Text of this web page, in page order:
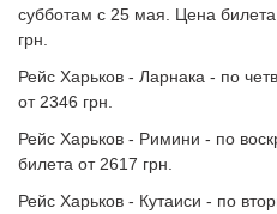
субботам с 25 мая. Цена
грн.
Рейс Харьков - Ларнака - по
от 2346 грн.
Рейс Харьков - Римини - по
билета от 2617 грн.
Рейс Харьков - Кутаиси - по